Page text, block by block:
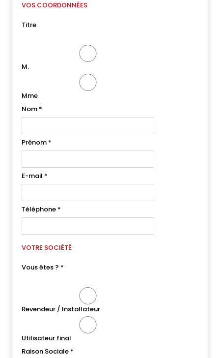
VOS COORDONNÉES
Titre
M.
Mme
Nom *
Prénom *
E-mail *
Téléphone *
VOTRE SOCIÉTÉ
Vous êtes ? *
Revendeur / Installateur
Utilisateur final
Raison Sociale *